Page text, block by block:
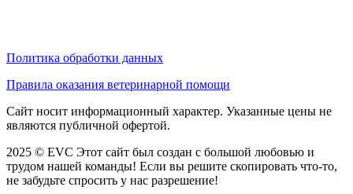
Политика обработки данных
Правила оказания ветеринарной помощи
Сайт носит информационный характер. Указанные цены не
являются публичной офертой.
2025 © EVC Этот сайт был создан с большой любовью и
трудом нашей команды! Если вы решите скопировать что-то,
не забудьте спросить у нас разрешение!